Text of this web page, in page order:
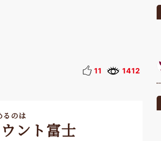
11 1412
るのは
ント富士